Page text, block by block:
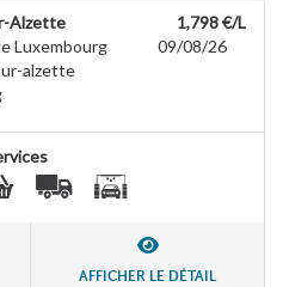
Alzette
Luxembourg
alzette
1,798 €/L
09/08/26
AFFICHER LE DÉTAIL